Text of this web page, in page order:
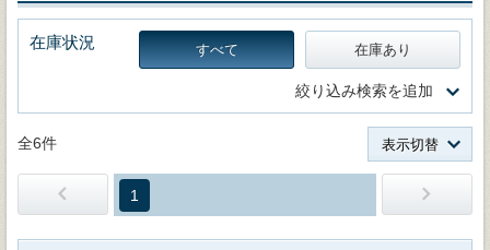
在庫状況 すべて 在庫あり
絞り込み検索を追加
全6件 表示切替
1